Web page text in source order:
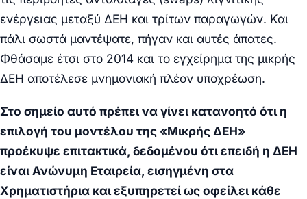
ενέργειας μεταξύ ΔΕΗ και τρίτων παραγωγών. Και
πάλι σωστά μαντέψατε, πήγαν και αυτές άπατες.
Φθάσαμε έτσι στο 2014 και το εγχείρημα της μικρής
ΔΕΗ αποτέλεσε μνημονιακή πλέον υποχρέωση.
Στο σημείο αυτό πρέπει να γίνει κατανοητό ότι η
επιλογή του μοντέλου της «Μικρής ΔΕΗ»
προέκυψε επιτακτικά, δεδομένου ότι επειδή η ΔΕΗ
είναι Ανώνυμη Εταιρεία, εισηγμένη στα
Χρηματιστήρια και εξυπηρετεί ως οφείλει κάθε